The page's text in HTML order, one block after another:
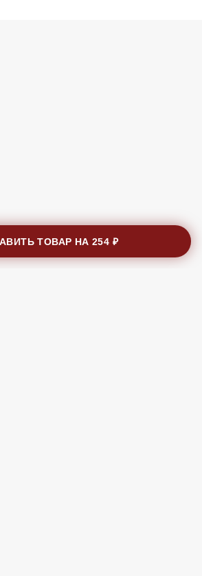
ТОВАР НА254 ₽